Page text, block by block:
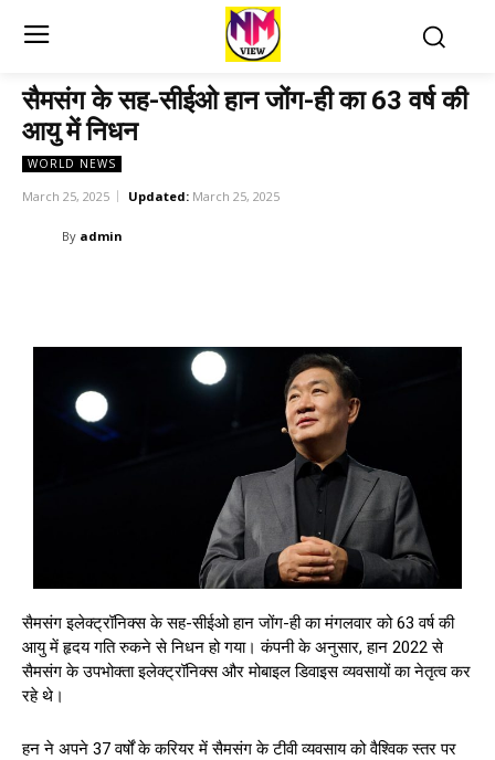
सैमसंग के सह-सीईओ हान जोंग-ही का 63 वर्ष की
आयु में निधन
WORLD NEWS
March 25, 2025 Updated: March 25, 2025
By admin
सैमसंग इलेक्ट्रॉनिक्स के सह-सीईओ हान जोंग-ही का मंगलवार को 63 वर्ष की
आयु में हृदय गति रुकने से निधन हो गया। कंपनी के अनुसार, हान 2022 से
सैमसंग के उपभोक्ता इलेक्ट्रॉनिक्स और मोबाइल डिवाइस व्यवसायों का नेतृत्व कर
रहे थे।
हन ने अपने 37 वर्षों के करियर में सैमसंग के टीवी व्यवसाय को वैश्विक स्तर पर